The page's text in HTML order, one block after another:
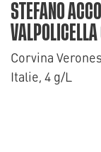
STEFANO
Corvina
Italie, 4 g/L